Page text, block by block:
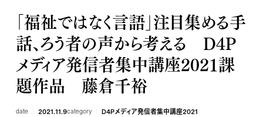
「福祉ではなく言語」注目集める手
話、ろう者の声から考える D4P
メディア発信者集中講座2021課
題作品 藤倉千裕
date 2021.11.9category D4Pメディア発信者集中講座2021